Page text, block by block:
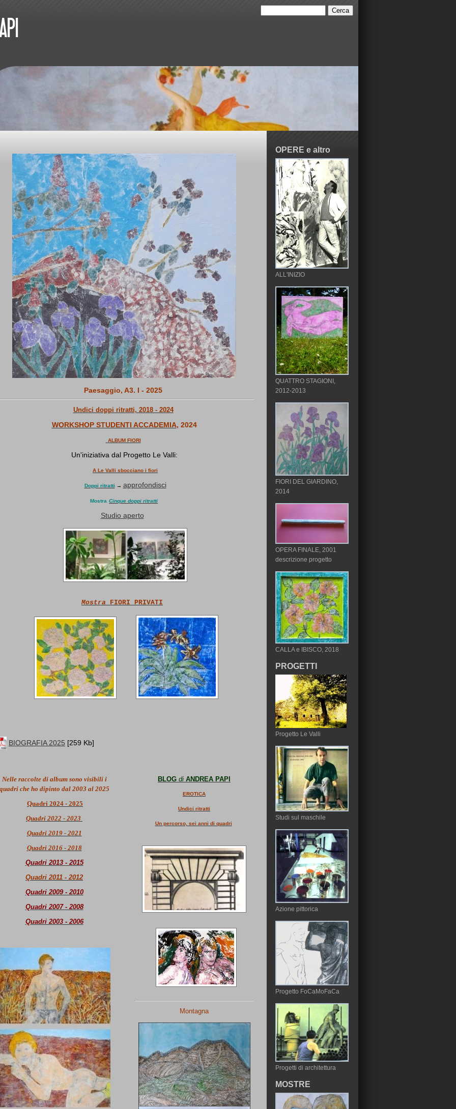
Paesaggio, A3. I - 2025
Undici doppi ritratti, 2018 - 2024
WORKSHOP STUDENTI ACCADEMIA, 2024
ALBUM FIORI
Un'iniziativa dal Progetto Le Valli:
A Le Valli sbocciano i fiori
Doppi ritratti → approfondisci
Mostra Cinque doppi ritratti
Studio aperto
Mostra FIORI PRIVATI
BIOGRAFIA 2025 [259 Kb]
Nelleraccolte di album sono visibili i
che ho dipinto dal 2003 al 2025
Quadri 2024 - 2025
Quadri 2022 - 2023
Quadri 2019 - 2021
Quadri 2016 - 2018
Quadri 2013 - 2015
Quadri 2011 - 2012
Quadri 2009 - 2010
Quadri 2007 - 2008
Quadri 2003 - 2006
BLOG di ANDREA PAPI
EROTICA
Undici ritratti
Un percorso, sei anni di quadri
Montagna
OPERE e altro
ALL'INIZIO
QUATTRO STAGIONI,
2012-2013
FIORI DEL GIARDINO,
2014
OPERA FINALE, 2001
descrizione progetto
CALLA e IBISCO, 2018
PROGETTI
Progetto Le Valli
Studi sul maschile
Azione pittorica
Progetto FoCaMoFaCa
Progetti di architettura
MOSTRE